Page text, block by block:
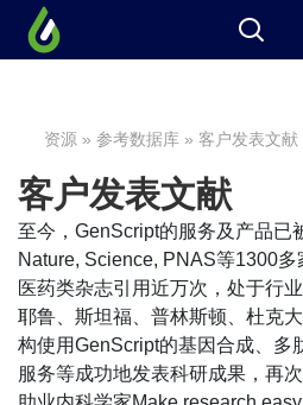
资源 »参考数据库 » 客户发表文献
客户发表文献
至今，GenScript的服务及产品已
Nature, Science, PNAS等1300多
医药类杂志引用近万次，处于行
耶鲁、斯坦福、普林斯顿、杜克
构使用GenScript的基因合成、多
服务等成功地发表科研成果，再